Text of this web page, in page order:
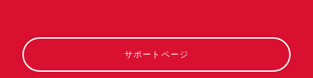
サポートページ